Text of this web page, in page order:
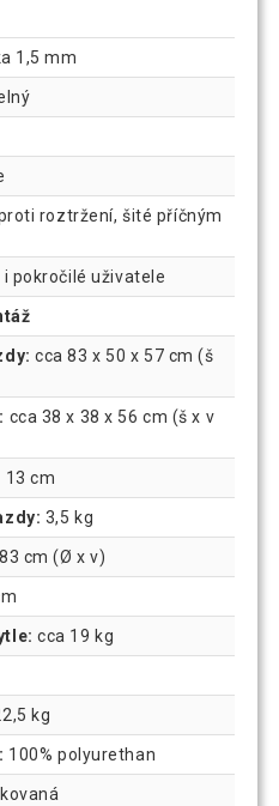
1,5 mm
roztržení, šité příčným
pokročilé uživatele
cca 83 x 50 x 57 cm (š
cca 38 x 38 x 56 cm (š x v
13 cm
3,5 kg
cm (Ø x v)
cca 19 kg
kg
100% polyurethan